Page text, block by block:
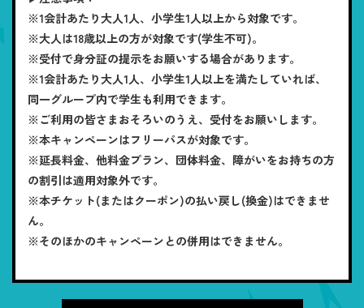
※1会計あたり大人1人、小学生1人以上から対象です。
※大人は18歳以上の方が対象です(学生不可)。
※受付で身分証の提示をお願いする場合があります。
※1会計あたり大人1人、小学生1人以上を満たしていれば、
同一グループ内で学生も利用できます。
※ご利用の皆さまおそろいのうえ、受付をお願いします。
※本キャンペーンはフリーパスが対象です。
※延長料金、他料金プラン、団体料金、障がいをお持ちの方
の割引は適用対象外です。
※本チケット(またはクーポン)の払い戻し(換金)はできませ
ん。
※そのほかのキャンペーンとの併用はできません。